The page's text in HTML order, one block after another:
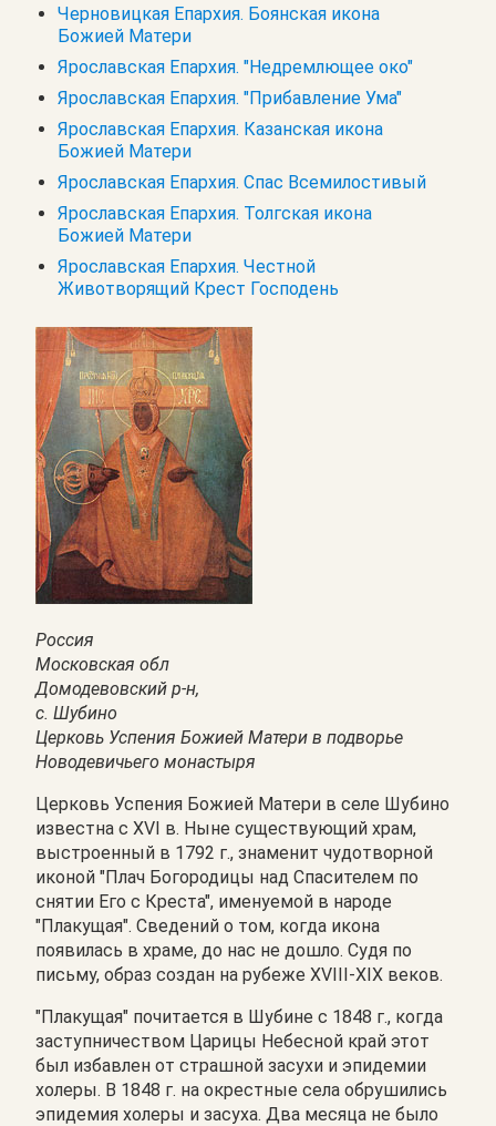
Черновицкая Епархия. Боянская икона
Божией Матери
Ярославская Епархия. "Недремлющее око"
Ярославская Епархия. "Прибавление Ума"
Ярославская Епархия. Казанская икона
Божией Матери
Ярославская Епархия. Спас Всемилостивый
Ярославская Епархия. Толгская икона
Божией Матери
Ярославская Епархия. Честной
Животворящий Крест Господень
Россия
Московская обл
Домодевовский р-н,
с. Шубино
Церковь Успения Божией Матери в подворье
Новодевичьего монастыря
Церковь Успения Божией Матери в селе Шубино
известна с XVI в. Ныне существующий храм,
выстроенный в 1792 г., знаменит чудотворной
иконой "Плач Богородицы над Спасителем по
снятии Его с Креста", именуемой в народе
"Плакущая". Сведений о том, когда икона
появилась в храме, до нас не дошло. Судя по
письму, образ создан на рубеже XVIII-XIX веков.
"Плакущая" почитается в Шубине с 1848 г., когда
заступничеством Царицы Небесной край этот
был избавлен от страшной засухи и эпидемии
холеры. В 1848 г. на окрестные села обрушились
эпидемия холеры и засуха. Два месяца не было